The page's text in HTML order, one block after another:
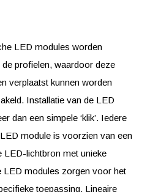
LED modules worden
profielen, waardoor deze
verplaatst kunnen worden
Installatie van de LED
dan een simpele ‘klik’. Iedere
module is voorzien van een
LED-lichtbron met unieke
LED modules zorgen voor het
toepassing. Lineaire